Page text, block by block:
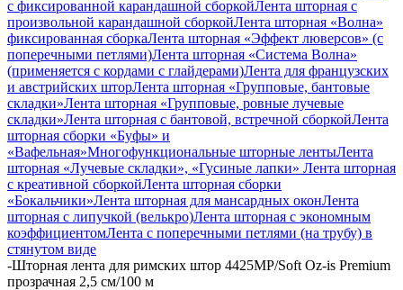
с фиксированной карандашной сборкойЛента шторная с
произвольной карандашной сборкойЛента шторная «Волна»
фиксированная сборкаЛента шторная «Эффект люверсов» (с
поперечными петлями)Лента шторная «Система Волна»
(применяется с кордами с глайдерами)Лента для французских
и австрийских шторЛента шторная «Групповые, бантовые
складки»Лента шторная «Групповые, ровные лучевые
складки»Лента шторная с бантовой, встречной сборкойЛента
шторная сборки «Буфы» и
«Вафельная»Многофункциональные шторные лентыЛента
шторная «Лучевые складки», «Гусиные лапки» Лента шторная
с креативной сборкойЛента шторная сборки
«Бокальчики»Лента шторная для мансардных оконЛента
шторная с липучкой (велькро)Лента шторная с экономным
коэффициентомЛента с поперечными петлями (на трубу) в
стянутом виде
-Шторная лента для римских штор 4425MP/Soft Oz-is Premium
прозрачная 2,5 см/100 м